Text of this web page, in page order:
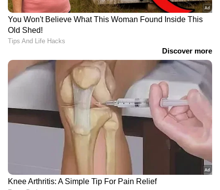
ഇന്ത്യൻ റെയിൽവേയുടെ വേഗത്തിലുള്ള
ഡെലിവറി സ്കോർപിയോയുടെ കാത്തിരിപ്പ്
കാലാവധി കുറയ്ക്കും എന്ന് ആനന്ദ് മഹീന്ദ്ര
തന്റെ മറുപടിയിൽ പറഞ്ഞു. ഒപ്പം, ഇന്ത്യൻ
റെയിൽവേയുടെ കാര്യക്ഷമമായ
സേവനങ്ങൾക്ക് അദ്ദേഹം നന്ദിയും പറഞ്ഞു.
ഒരു വാഹന നിർമ്മാതാവ് എന്ന നിലയിൽ
മഹീന്ദ്രയെ സംബന്ധിച്ചിടത്തോളം
അഭിമാനകരമായ ഈ പോസ്റ്റ് കണ്ടതിന് ശേഷം